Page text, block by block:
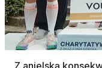
Z anielską